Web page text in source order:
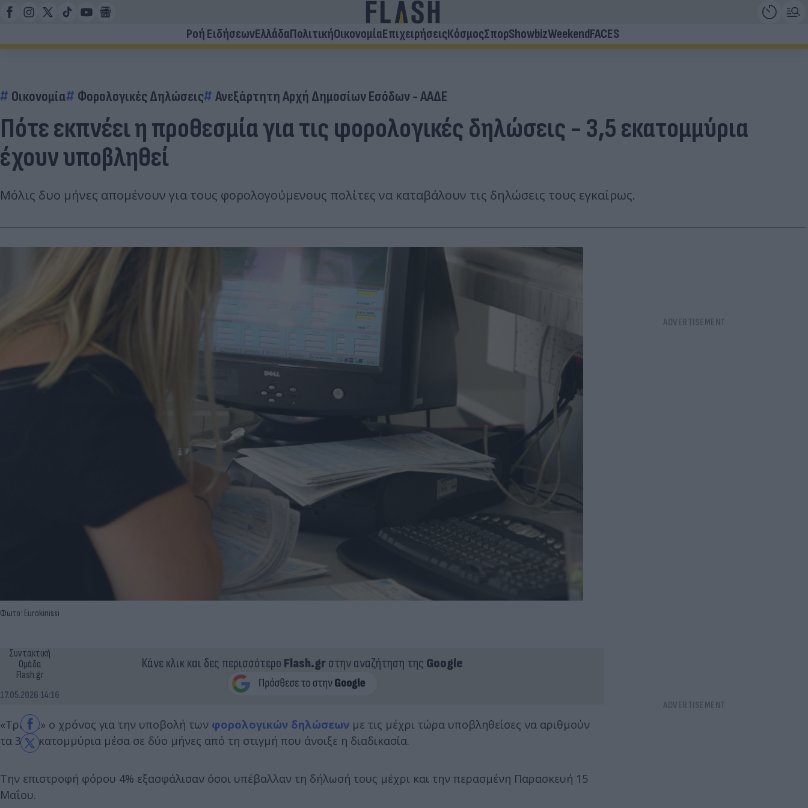
Ροή ΕιδήσεωνΕλλάδαΠολιτικήΟικονομίαΕπιχειρήσειςΚόσμοςΣπορShowbizWeekendFACES
Οικονομία Φορολογικές Δηλώσεις Ανεξάρτητη Αρχή Δημοσίων Εσόδων - ΑΑΔΕ
Πότε εκπνέει η προθεσμία για τις φορολογικές δηλώσεις - 3,5 εκατομμύρια
έχουν υποβληθεί
Μόλις δυο μήνες απομένουν για τους φορολογούμενους πολίτες να καταβάλουν τις δηλώσεις τους εγκαίρως.
Φωτο: Eurokinissi
Συντακτική
Ομάδα
Flash.gr
17.05.2026 14:16
Κάνε κλικ και δες περισσότερο Flash.grστην αναζήτηση της Google
«Τρέχει» ο χρόνος για την υποβολή των φορολογικών δηλώσεων με τις μέχρι τώρα υποβληθείσες να αριθμούν
τα 3,5 εκατομμύρια μέσα σε δύο μήνες από τη στιγμή που άνοιξε η διαδικασία.
Την επιστροφή φόρου 4% εξασφάλισαν όσοι υπέβαλλαν τη δήλωσή τους μέχρι και την περασμένη Παρασκευή 15
Μαΐου.